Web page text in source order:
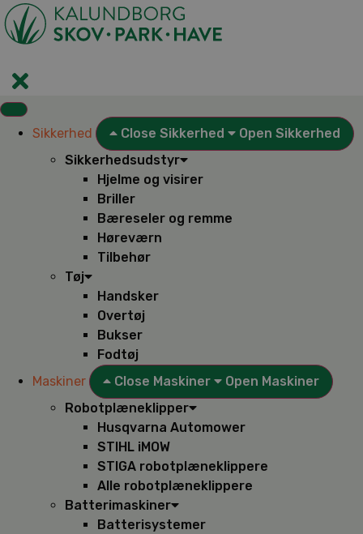
Videre
til
indhold
Sikkerhed Close Sikkerhed
Open Sikkerhed
Sikkerhedsudstyr
Hjelme og visirer
Briller
Bæreseler og remme
Høreværn
Tilbehør
Tøj
Handsker
Overtøj
Bukser
Fodtøj
Maskiner
Close Maskiner
Open Maskiner
Robotplæneklipper
Husqvarna Automower
STIHL iMOW
STIGA robotplæneklippere
Alle robotplæneklippere
Batterimaskiner
Batterisystemer